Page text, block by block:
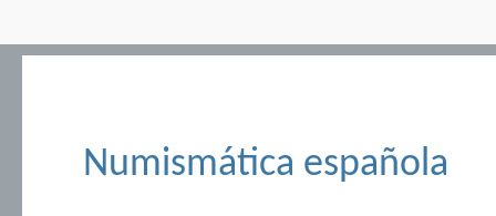
Numismática española